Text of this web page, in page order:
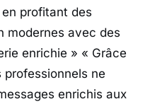
profitant des
modernes avec des
enrichie » « Grâce
ne
enrichis aux